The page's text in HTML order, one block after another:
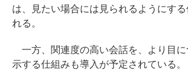
は、見たい場合には見られるようにす
れる。
一方、関連度の高い会話を、より目に
示する仕組みも導入が予定されている。